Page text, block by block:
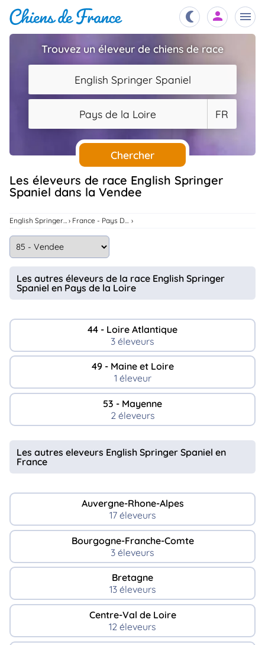
Chiots
Éleveurs
Étalons
Chiens
Services
..
Assurances
Connexion
Trouvez un éleveur de chiens de race
English Springer Spaniel
Pays de la Loire FR
Chercher
Les éleveurs de race English Springer
Spaniel dans la Vendee
English Springer Spaniel France - Pays De La Loire
Les autres éleveurs de la race English Springer
Spaniel en Pays de la Loire
44 - Loire Atlantique
3 éleveurs
49 - Maine et Loire
1 éleveur
53 - Mayenne
2 éleveurs
Les autres eleveurs English Springer Spaniel en
France
Auvergne-Rhone-Alpes
17 éleveurs
Bourgogne-Franche-Comte
3 éleveurs
Bretagne
13 éleveurs
Centre-Val de Loire
12 éleveurs